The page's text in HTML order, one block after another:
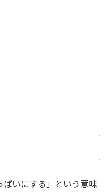
いにする」という意味